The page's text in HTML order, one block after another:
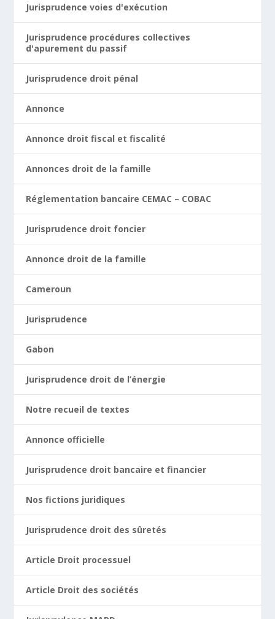
Jurisprudence voies d'exécution
Jurisprudence procédures collectives
d'apurement du passif
Jurisprudence droit pénal
Annonce
Annonce droit fiscal et fiscalité
Annonces droit de la famille
Réglementation bancaire CEMAC – COBAC
Jurisprudence droit foncier
Annonce droit de la famille
Cameroun
Jurisprudence
Gabon
Jurisprudence droit de l’énergie
Notre recueil de textes
Annonce officielle
Jurisprudence droit bancaire et financier
Nos fictions juridiques
Jurisprudence droit des sûretés
Article Droit processuel
Article Droit des sociétés